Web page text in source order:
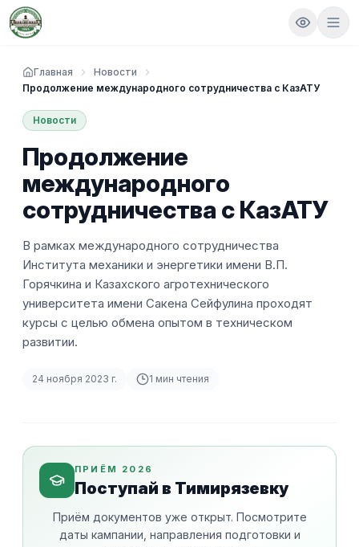
Главная
Новости
Продолжение международного сотрудничества с КазАТУ
Новости
Продолжение
международного
сотрудничества с КазАТУ
В рамках международного сотрудничества
Института механики и энергетики имени В.П.
Горячкина и Казахского агротехнического
университета имени Сакена Сейфулина проходят
курсы с целью обмена опытом в техническом
развитии.
24 ноября 2023 г. 1 мин чтения
ПРИЁМ 2026
Поступай в Тимирязевку
Приём документов уже открыт. Посмотрите
даты кампании, направления подготовки и